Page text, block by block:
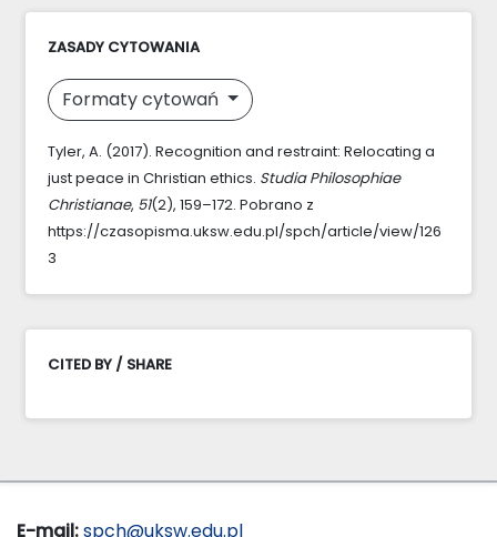
ZASADY CYTOWANIA
Formaty cytowań
Tyler, A. (2017). Recognition and restraint: Relocating a
just peace in Christian ethics. Studia Philosophiae
Christianae, 51(2), 159–172. Pobrano z
https://czasopisma.uksw.edu.pl/spch/article/view/126
3
CITED BY / SHARE
E-mail:spch@uksw.edu.pl